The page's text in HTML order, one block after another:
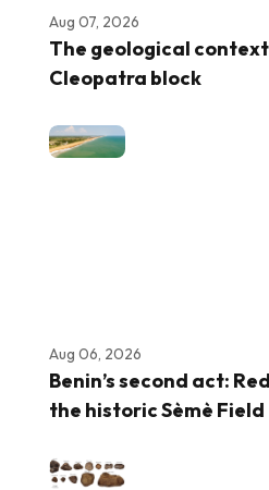
Aug 07, 2026
The geological
Cleopatra block
Aug 06, 2026
Benin’s second act:
the historic Sèmè Field